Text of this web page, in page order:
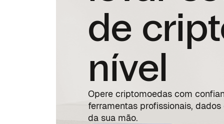
de
nível
Opere criptomoedas com
ferramentas profissionais,
da sua mão.